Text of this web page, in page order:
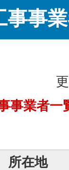
事事
事業者一
所在地